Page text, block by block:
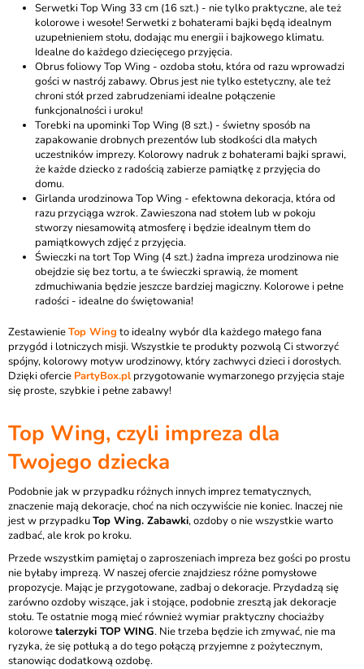
Serwetki Top Wing 33 cm (16 szt.) - nie tylko praktyczne, ale też
kolorowe i wesołe! Serwetki z bohaterami bajki będą idealnym
uzupełnieniem stołu, dodając mu energii i bajkowego klimatu.
Idealne do każdego dziecięcego przyjęcia.
Obrus foliowy Top Wing - ozdoba stołu, która od razu wprowadzi
gości w nastrój zabawy. Obrus jest nie tylko estetyczny, ale też
chroni stół przed zabrudzeniami idealne połączenie
funkcjonalności i uroku!
Torebki na upominki Top Wing (8 szt.) - świetny sposób na
zapakowanie drobnych prezentów lub słodkości dla małych
uczestników imprezy. Kolorowy nadruk z bohaterami bajki sprawi,
że każde dziecko z radością zabierze pamiątkę z przyjęcia do
domu.
Girlanda urodzinowa Top Wing - efektowna dekoracja, która od
razu przyciąga wzrok. Zawieszona nad stołem lub w pokoju
stworzy niesamowitą atmosferę i będzie idealnym tłem do
pamiątkowych zdjęć z przyjęcia.
Świeczki na tort Top Wing (4 szt.) żadna impreza urodzinowa nie
obejdzie się bez tortu, a te świeczki sprawią, że moment
zdmuchiwania będzie jeszcze bardziej magiczny. Kolorowe i pełne
radości - idealne do świętowania!
ZestawienieTop Wing to idealny wybór dla każdego małego fana
przygód i lotniczych misji. Wszystkie te produkty pozwolą Ci stworzyć
spójny, kolorowy motyw urodzinowy, który zachwyci dzieci i dorosłych.
Dzięki ofercie PartyBox.pl przygotowanie wymarzonego przyjęcia staje
się proste, szybkie i pełne zabawy!
Top Wing, czyli impreza dla
Twojego dziecka
Podobnie jak w przypadku różnych innych imprez tematycznych,
znaczenie mają dekoracje, choć na nich oczywiście nie koniec. Inaczej nie
jest w przypadkuTop Wing. Zabawki, ozdoby o nie wszystkie warto
zadbać, ale krok po kroku.
Przede wszystkim pamiętaj o zaproszeniach impreza bez gości po prostu
nie byłaby imprezą. W naszej ofercie znajdziesz różne pomysłowe
propozycje. Mając je przygotowane, zadbaj o dekoracje. Przydadzą się
zarówno ozdoby wiszące, jak i stojące, podobnie zresztą jak dekoracje
stołu. Te ostatnie mogą mieć również wymiar praktyczny chociażby
kolorowetalerzyki TOP WING. Nie trzeba będzie ich zmywać, nie ma
ryzyka, że się potłuką a do tego połączą przyjemne z pożytecznym,
stanowiąc dodatkową ozdobę.